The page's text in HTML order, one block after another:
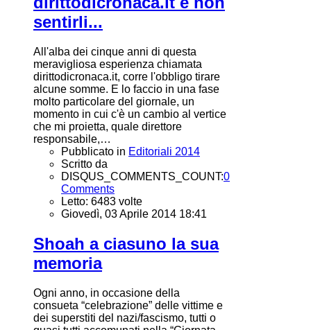
sentirli...
All'alba dei cinque anni di questa
meravigliosa esperienza chiamata
dirittodicronaca.it, corre l'obbligo tirare
alcune somme. E lo faccio in una fase
molto particolare del giornale, un
momento in cui c'è un cambio al vertice
che mi proietta, quale direttore
responsabile,…
Pubblicato in Editoriali 2014
Scritto da
DISQUS_COMMENTS_COUNT:0
Comments
Letto: 6483 volte
Giovedì, 03 Aprile 2014 18:41
Shoah a ciasuno la sua
memoria
Ogni anno, in occasione della
consueta “celebrazione” delle vittime e
dei superstiti del nazi/fascismo, tutti o